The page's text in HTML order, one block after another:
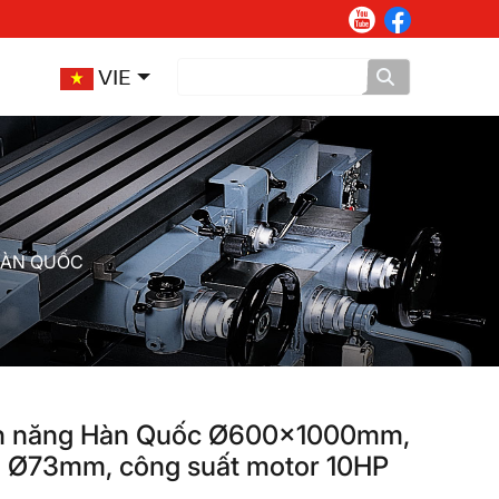
VIE
QUỐC
năng Hàn Quốc Ø600x1000mm,
công suất motor 10HP